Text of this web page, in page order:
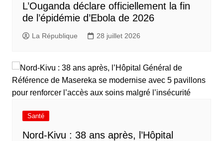
L’Ouganda déclare officiellement la fin
de l’épidémie d’Ebola de 2026
La République 28 juillet 2026
Santé
Nord-Kivu : 38 ans après, l’Hôpital